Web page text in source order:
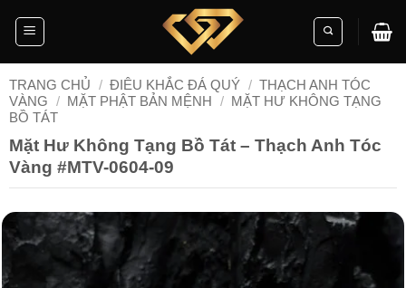
TRANG CHỦ / ĐIÊU KHẮC ĐÁ QUÝ / THẠCH ANH TÓC
VÀNG / MẶT PHẬT BẢN MỆNH / MẶT HƯ KHÔNG TẠNG
BỒ TÁT
Mặt Hư Không Tạng Bồ Tát – Thạch Anh Tóc
Vàng #MTV-0604-09